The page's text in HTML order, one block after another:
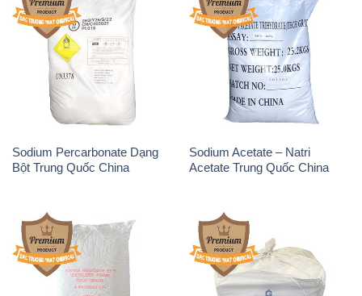
Sodium Percarbonate Dạng
Bột Trung Quốc China
Sodium Acetate – Natri
Acetate Trung Quốc China